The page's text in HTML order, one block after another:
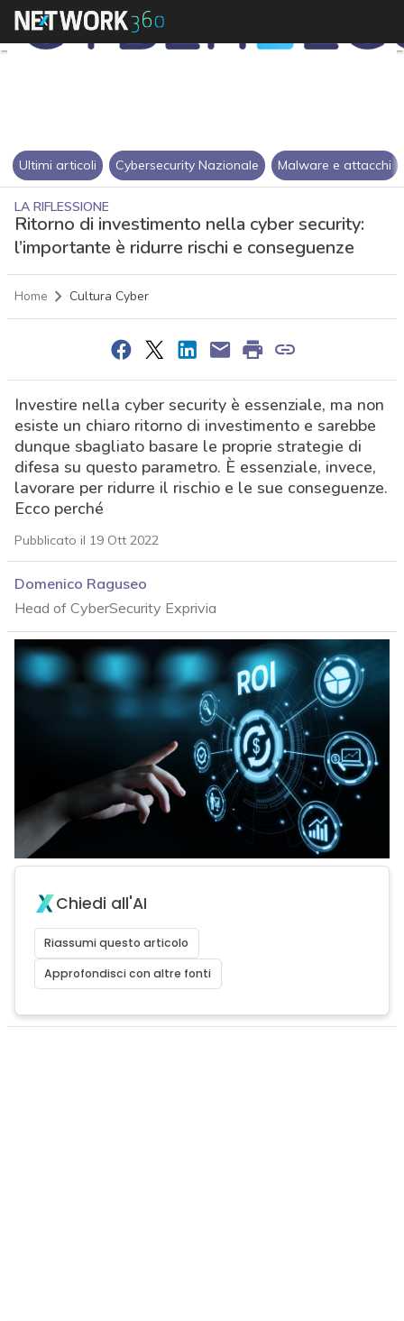
Ultimi articoli Cybersecurity Nazionale Malware e attacchi
LA RIFLESSIONE
Ritorno di investimento nella cyber security:
l’importante è ridurre rischi e conseguenze
Home Cultura Cyber
Investire nella cyber security è essenziale, ma non
esiste un chiaro ritorno di investimento e sarebbe
dunque sbagliato basare le proprie strategie di
difesa su questo parametro. È essenziale, invece,
lavorare per ridurre il rischio e le sue conseguenze.
Ecco perché
Pubblicato il 19 Ott 2022
Domenico Raguseo
Head of CyberSecurity Exprivia
Chiedi all'AI
Riassumi questo articolo
Approfondisci con altre fonti